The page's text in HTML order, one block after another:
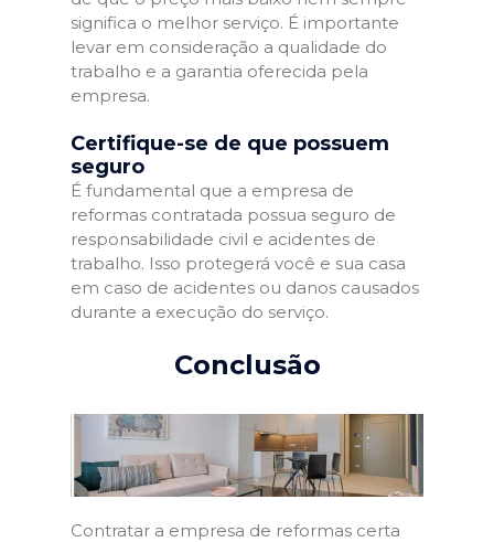
significa o melhor serviço. É importante
levar em consideração a qualidade do
trabalho e a garantia oferecida pela
empresa.
Certifique-se de que possuem
seguro
É fundamental que a empresa de
reformas contratada possua seguro de
responsabilidade civil e acidentes de
trabalho. Isso protegerá você e sua casa
em caso de acidentes ou danos causados
durante a execução do serviço.
Conclusão
Contratar a empresa de reformas certa